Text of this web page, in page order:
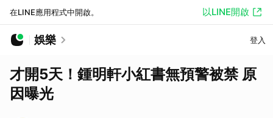
在LINE應用程式中開啟。 以LINE開啟
娛樂 登入
才開5天！鍾明軒小紅書無預警被禁 原
因曝光